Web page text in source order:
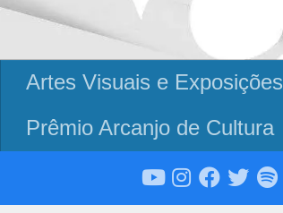
Artes Visuais e Exposições
Prêmio Arcanjo de Cultura